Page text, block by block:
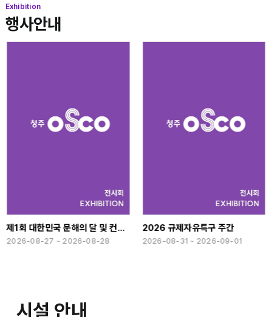
Exhibition
행사안내
제1회 대한민국 문해의 달 및 컨퍼런스
2026-08-27 ~ 2026-08-28
2026 규제자유특구 주간
2026-08-31 ~ 2026-09-01
시설 안내